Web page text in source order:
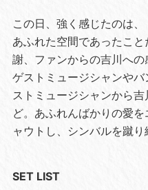
この日、強く感じたのは
あふれた空間であったこ
謝、ファンからの吉川へ
ゲストミュージシャンや
ストミュージシャンから
ど。あふれんばかりの愛
ャウトし、シンバルを蹴り
SET LIST